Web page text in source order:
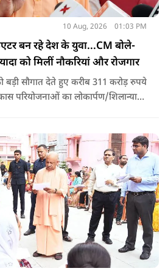
10 Aug, 2026 01:03 PM
बन रहे देश के युवा...CM बोले-
को मिलीं नौकरियां और रोजगार
बड़ी सौगात देते हुए करीब 311 करोड़ रुपये
परियोजनाओं का लोकार्पण/शिलान्यास